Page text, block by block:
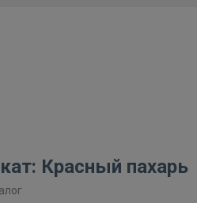
Красный пахарь